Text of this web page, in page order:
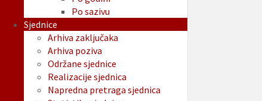
Po sazivu
Sjednice
Arhiva zaključaka
Arhiva poziva
Održane sjednice
Realizacije sjednica
Napredna pretraga sjednica